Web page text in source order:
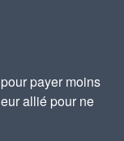
payer moins
allié pour ne